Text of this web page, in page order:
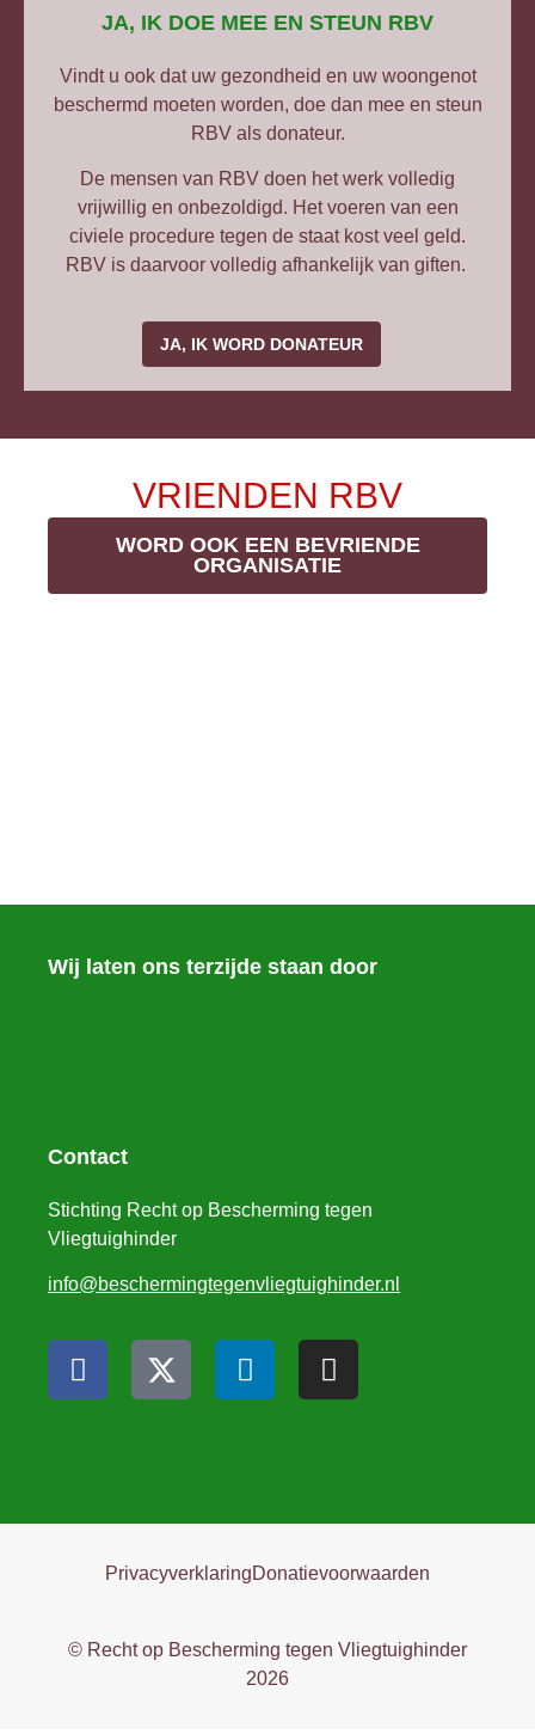
JA, IK DOE MEE EN STEUN RBV
Vindt u ook dat uw gezondheid en uw woongenot
beschermd moeten worden, doe dan mee en steun
RBV als donateur.
De mensen van RBV doen het werk volledig
vrijwillig en onbezoldigd. Het voeren van een
civiele procedure tegen de staat kost veel geld.
RBV is daarvoor volledig afhankelijk van giften.
JA, IK WORD DONATEUR
VRIENDEN RBV
WORD OOK EEN BEVRIENDE
ORGANISATIE
Wij laten ons terzijde staan door
Contact
Stichting Recht op Bescherming tegen
Vliegtuighinder
info@beschermingtegenvliegtuighinder.nl
PrivacyverklaringDonatievoorwaarden
© Recht op Bescherming tegen Vliegtuighinder
2026